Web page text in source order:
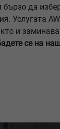
да
Услугата
и
се на